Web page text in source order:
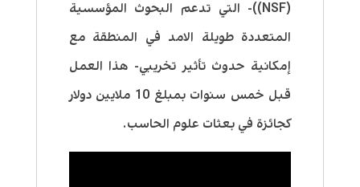
(NSF))- التي تدعم البحوث المؤسسية
المتعددة طويلة الامد في المنطقة مع
إمكانية حدوث تأثير تخريبي- هذا العمل
قبل خمس سنوات بمبلغ 10 ملايين دولار
كجائزة في بعثات علوم الحاسب.